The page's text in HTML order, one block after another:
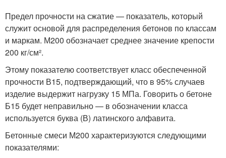
Предел прочности на сжатие — показатель, который
служит основой для распределения бетонов по классам
и маркам. М200 обозначает среднее значение крепости
200 кг/см².
Этому показателю соответствует класс обеспеченной
прочности В15, подтверждающий, что в 95% случаев
изделие выдержит нагрузку 15 МПа. Говорить о бетоне
Б15 будет неправильно — в обозначении класса
используется буква (В) латинского алфавита.
Бетонные смеси М200 характеризуются следующими
показателями: